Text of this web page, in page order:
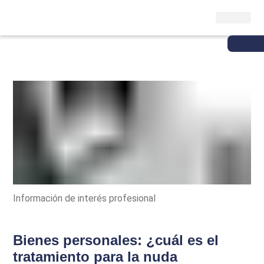
Información de interés profesional
Bienes personales: ¿cuál es el
tratamiento para la nuda